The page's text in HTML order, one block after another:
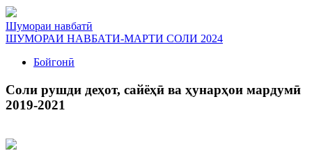
Шумораи навбатӣ
ШУМОРАИ НАВБАТИ-МАРТИ СОЛИ 2024
Бойгонӣ
Соли рушди деҳот, сайёҳӣ ва ҳунарҳои мардумӣ
2019-2021